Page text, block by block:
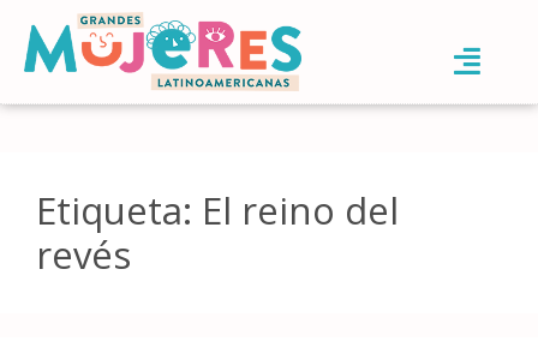
Etiqueta: El reino del
revés